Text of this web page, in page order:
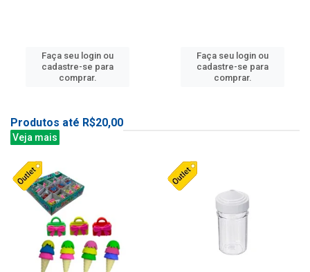
Faça seu login ou
cadastre-se para
comprar.
Faça seu login ou
cadastre-se para
comprar.
Produtos até R$20,00
Veja mais